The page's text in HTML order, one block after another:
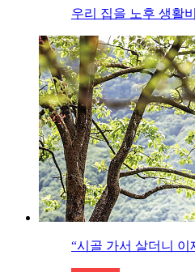
우리 집을 노후 생활
“시골 가서 살더니